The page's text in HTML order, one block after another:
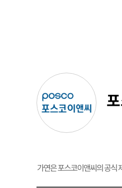
가연은 포스코이앤씨의 공식